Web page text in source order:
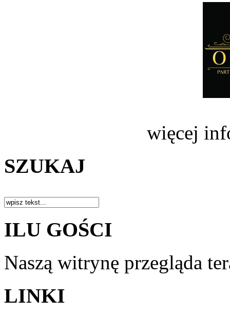
więcej
SZUKAJ
ILU GOŚCI
Naszą witrynę przegląda
LINKI